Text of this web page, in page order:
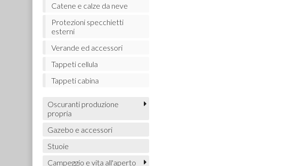
Catene e calze da neve
Protezioni specchietti
esterni
Verande ed accessori
Tappeti cellula
Tappeti cabina
Oscuranti produzione
propria
Gazebo e accessori
Stuoie
Campeggio e vita all'aperto